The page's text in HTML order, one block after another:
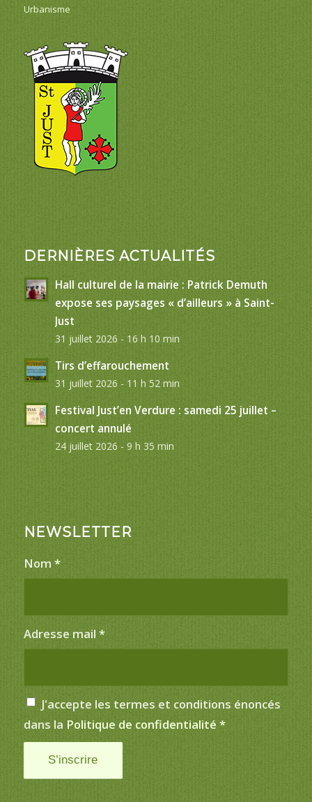
Urbanisme
DERNIÈRES ACTUALITÉS
Hall culturel de la mairie : Patrick Demuth
expose ses paysages « d’ailleurs » à Saint-
Just
31 juillet 2026 - 16 h 10 min
Tirs d’effarouchement
31 juillet 2026 - 11 h 52 min
Festival Just’en Verdure : samedi 25 juillet –
concert annulé
24 juillet 2026 - 9 h 35 min
NEWSLETTER
Nom *
Adresse mail *
J'accepte les termes et conditions énoncés
dans la Politique de confidentialité *